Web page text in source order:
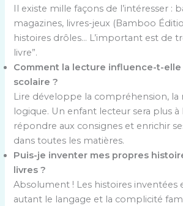
Il existe mille façons de l’intéresser :
magazines, livres-jeux (Bamboo
histoires drôles… L’important est de
livre”.
Comment la lecture influence-t-elle
scolaire ?
Lire développe la compréhension, la
logique. Un enfant lecteur sera plus à
répondre aux consignes et enrichir
dans toutes les matières.
Puis-je inventer mes propres
livres ?
Absolument ! Les histoires inventées
autant le langage et la complicité